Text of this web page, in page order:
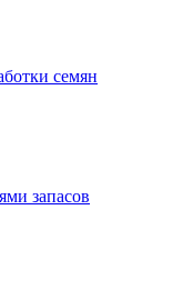
семян
запасов